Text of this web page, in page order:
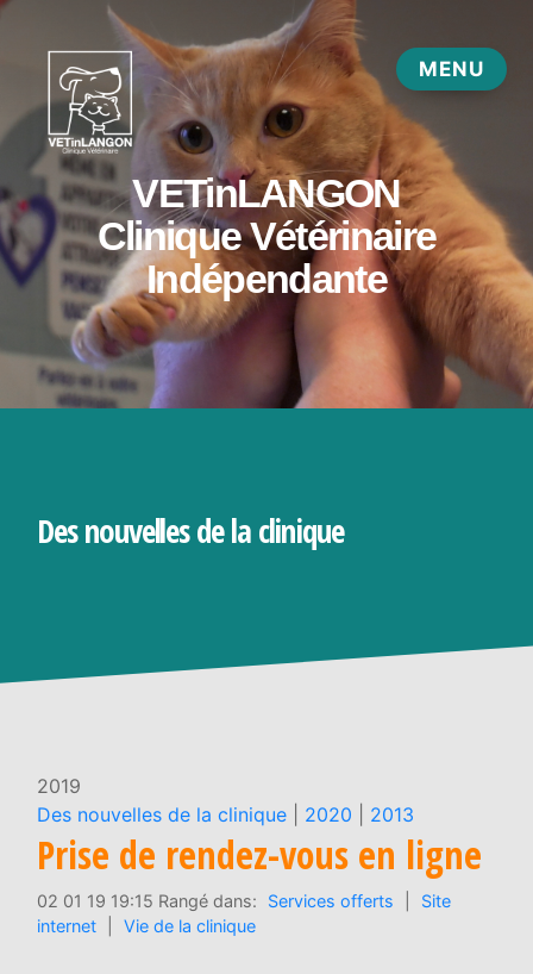
Des nouvelles de la clinique
2019
Des nouvelles de la clinique
2020 2013
Prise de rendez-vous en ligne
02 01 19 19:15 Rangé dans: Services offerts
Site
internet
Vie de la clinique